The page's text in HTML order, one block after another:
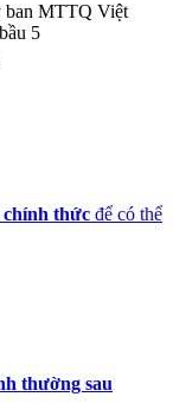
MTTQ Việt
5
thức để có thể
thường sau